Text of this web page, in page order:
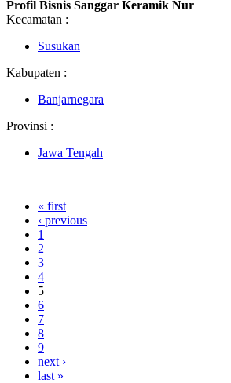
Profil Bisnis Sanggar Keramik Nur
Kecamatan :
Susukan
Kabupaten :
Banjarnegara
Provinsi :
Jawa Tengah
« first
‹ previous
1
2
3
4
5
6
7
8
9
next ›
last »